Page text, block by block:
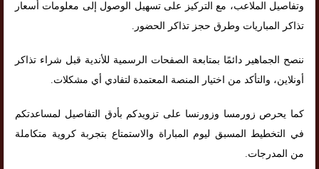
وتفاصيل الملاعب، مع التركيز على تسهيل الوصول إلى معلومات أسعار
تذاكر المباريات وطرق حجز تذاكر الحضور.
ننصح الجماهير دائمًا بمتابعة الصفحات الرسمية للأندية قبل شراء تذاكر
أونلاين، والتأكد من اختيار المنصة المعتمدة لتفادي أي مشكلات.
كما يحرص زورمسا وزورنسا على تزويدكم بأدق التفاصيل لمساعدتكم
في التخطيط المسبق ليوم المباراة والاستمتاع بتجربة كروية متكاملة
من المدرجات.